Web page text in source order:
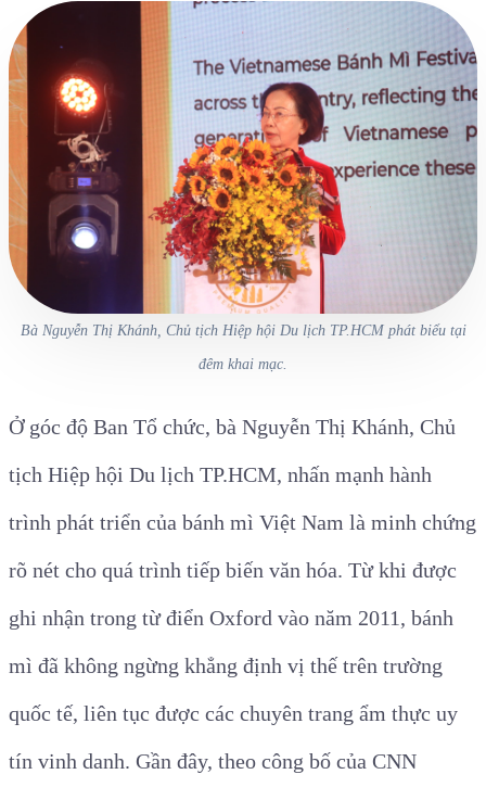
Bà Nguyễn Thị Khánh, Chủ tịch Hiệp hội Du lịch TP.HCM phát biểu tại
đêm khai mạc.
Ở góc độ Ban Tổ chức, bà Nguyễn Thị Khánh, Chủ
tịch Hiệp hội Du lịch TP.HCM, nhấn mạnh hành
trình phát triển của bánh mì Việt Nam là minh chứng
rõ nét cho quá trình tiếp biến văn hóa. Từ khi được
ghi nhận trong từ điển Oxford vào năm 2011, bánh
mì đã không ngừng khẳng định vị thế trên trường
quốc tế, liên tục được các chuyên trang ẩm thực uy
tín vinh danh. Gần đây, theo công bố của CNN